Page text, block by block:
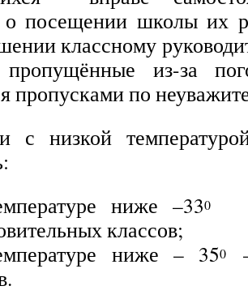
посещении школы их
классному
пропущённые из-за
пропусками по
низкой
ниже –330
классов;
ниже – 350